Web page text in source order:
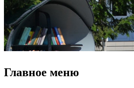
Главное меню